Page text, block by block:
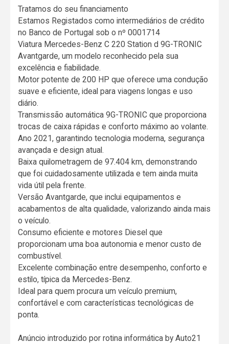
Tratamos do seu financiamento
Estamos Registados como intermediários de crédito
no Banco de Portugal sob o nº 0001714
Viatura Mercedes-Benz C 220 Station d 9G-TRONIC
Avantgarde, um modelo reconhecido pela sua
excelência e fiabilidade.
Motor potente de 200 HP que oferece uma condução
suave e eficiente, ideal para viagens longas e uso
diário.
Transmissão automática 9G-TRONIC que proporciona
trocas de caixa rápidas e conforto máximo ao volante.
Ano 2021, garantindo tecnologia moderna, segurança
avançada e design atual.
Baixa quilometragem de 97.404 km, demonstrando
que foi cuidadosamente utilizada e tem ainda muita
vida útil pela frente.
Versão Avantgarde, que inclui equipamentos e
acabamentos de alta qualidade, valorizando ainda mais
o veículo.
Consumo eficiente e motores Diesel que
proporcionam uma boa autonomia e menor custo de
combustível.
Excelente combinação entre desempenho, conforto e
estilo, típica da Mercedes-Benz.
Ideal para quem procura um veículo premium,
confortável e com características tecnológicas de
ponta.
Anúncio introduzido por rotina informática by Auto21